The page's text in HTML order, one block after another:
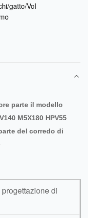
gatto/Vol
parte il modello
M5X180 HPV55
del corredo di
di